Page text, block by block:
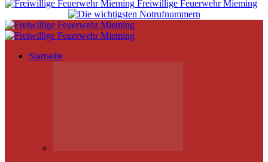
Freiwillige Feuerwehr Mieming
Startseite